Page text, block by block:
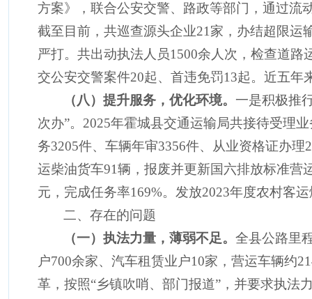
方案》，联合公安交警、路政等部门，通过流
截至目前，共巡查源头企业21 家，办结超限运
严打。共出动执法人员1500余人次，检查道路
交公安交警案件20起、首违免罚13起。近五年
（八）提升服务，优化环境。 一是积极推
次办”。 2025年霍城县交通运输局共接待受理
务3205件、车辆年审3356件、从业资格证办理
运柴油货车91辆，报废并更新国六排放标准营
元，完成任务率169%。发放2023年度农村客
二、存在的问题
（一）执法力量，薄弱不足。全县公路里
户700余家、汽车租赁业户10家，营运车辆约
革，按照“乡镇吹哨、部门报道”，并要求执法